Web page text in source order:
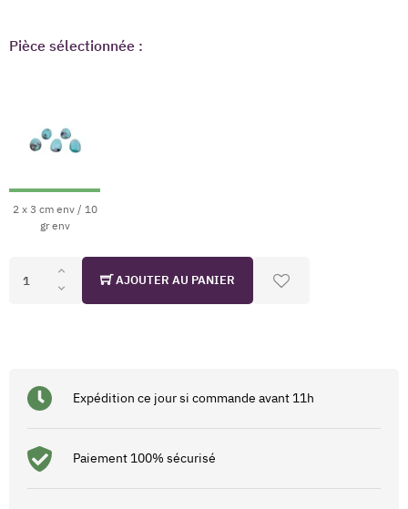
Pièce sélectionnée :
2 x 3 cm env / 10
gr env
AJOUTER AU PANIER
Expédition ce jour si commande avant 11h
Paiement 100% sécurisé